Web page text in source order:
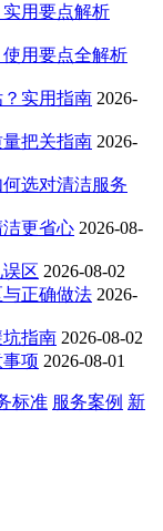
用要点解析
用要点全解析
实用指南 2026-
把关指南 2026-
选对清洁服务
更省心 2026-08-
区 2026-08-02
正确做法 2026-
指南 2026-08-02
项 2026-08-01
标准 服务案例 新